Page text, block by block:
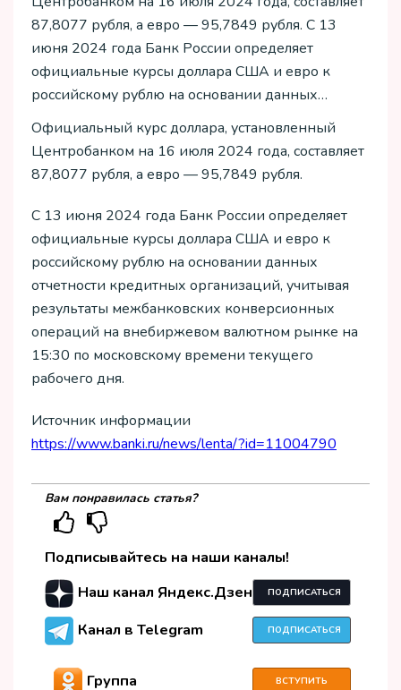
87,8077 рубля, а евро — 95,7849 рубля. С 13
июня 2024 года Банк России определяет
официальные курсы доллара США и евро к
российскому рублю на основании данных…
Официальный курс доллара, установленный
Центробанком на 16 июля 2024 года, составляет
87,8077 рубля, а евро — 95,7849 рубля.
С 13 июня 2024 года Банк России определяет
официальные курсы доллара США и евро к
российскому рублю на основании данных
отчетности кредитных организаций, учитывая
результаты межбанковских конверсионных
операций на внебиржевом валютном рынке на
15:30 по московскому времени текущего
рабочего дня.
Источник информации
https://www.banki.ru/news/lenta/?id=11004790
Вам понравилась статья?
Подписывайтесь на наши каналы!
Наш канал Яндекс.Дзен
ПОДПИСАТЬСЯ
Канал в Telegram ПОДПИСАТЬСЯ
Группа
ВСТУПИТЬ